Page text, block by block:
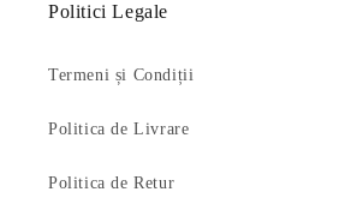
Politici Legale
Termeni și Condiții
Politica de Livrare
Politica de Retur